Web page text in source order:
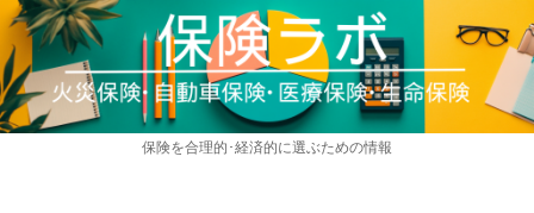
保険を合理的･経済的に選ぶための情報